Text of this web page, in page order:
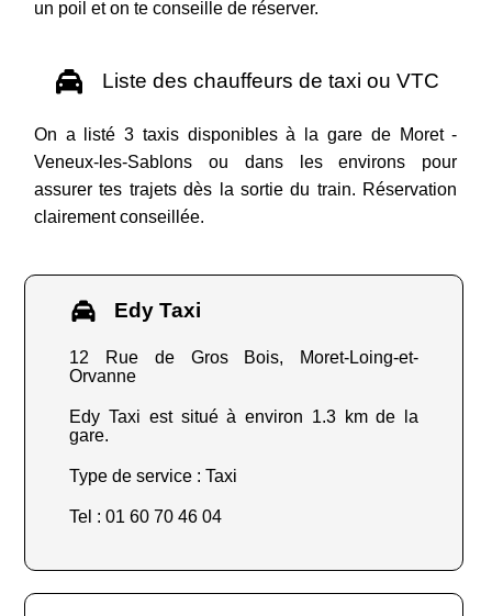
un poil et on te conseille de réserver.
Liste des chauffeurs de taxi ou VTC
On a listé 3 taxis disponibles à la gare de Moret -
Veneux-les-Sablons ou dans les environs pour
assurer tes trajets dès la sortie du train. Réservation
clairement conseillée.
Edy Taxi
12 Rue de Gros Bois, Moret-Loing-et-
Orvanne
Edy Taxi est situé à environ 1.3 km de la
gare.
Type de service : Taxi
Tel : 01 60 70 46 04